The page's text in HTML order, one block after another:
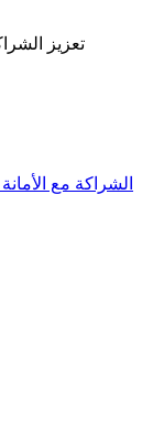
تعزيز
الشراكة مع